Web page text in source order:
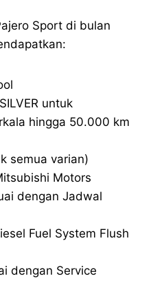
Sport di bulan
untuk
hingga 50.000 km
semua varian)
Motors
dengan Jadwal
Fuel System Flush
dengan Service